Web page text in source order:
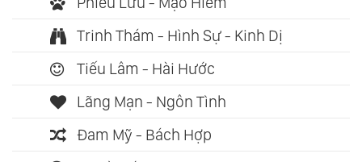
Trinh Thám - Hình Sự - Kinh Dị
Tiếu Lâm - Hài Hước
Lãng Mạn - Ngôn Tình
Đam Mỹ - Bách Hợp